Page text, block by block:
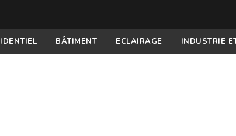
BÂTIMENT ECLAIRAGE INDUSTRIE